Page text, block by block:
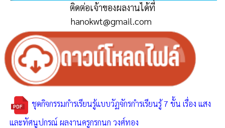
ติดต่อเจ้าของผลงานได้ที่
hanokwt@gmail.com
ชุดกิจกรรมกำรเรียนรู้แบบวัฏจักรกำรเรียนรู้ 7 ขั้น เรื่อง แสง
และทัศนูปกรณ์ ผลงานครูกรกนก วงศ์ทอง